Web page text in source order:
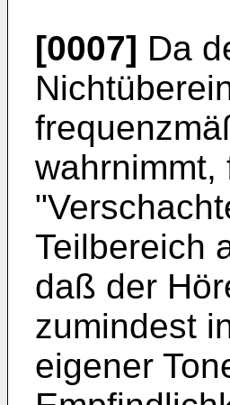
[0007] Da
wahrnimmt,
Teilbereich
daß der
zumindest
eigener